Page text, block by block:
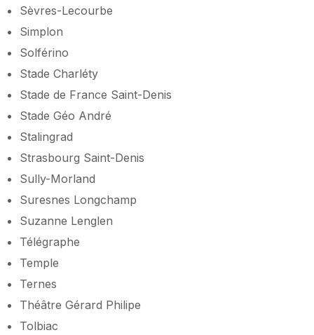
Sèvres-Lecourbe
Simplon
Solférino
Stade Charléty
Stade de France Saint-Denis
Stade Géo André
Stalingrad
Strasbourg Saint-Denis
Sully-Morland
Suresnes Longchamp
Suzanne Lenglen
Télégraphe
Temple
Ternes
Théâtre Gérard Philipe
Tolbiac